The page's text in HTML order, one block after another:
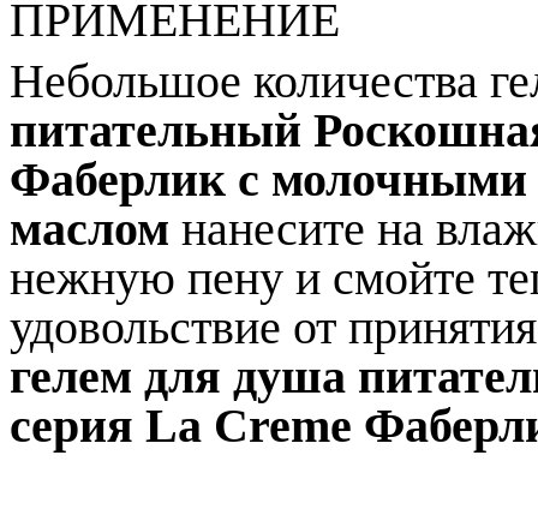
ПРИМЕНЕНИЕ
Небольшое количества
питательный
Фаберлик с молочными
маслом нанесите на
нежную пену и смойте
удовольствие от
гелем для душа
серия La Creme